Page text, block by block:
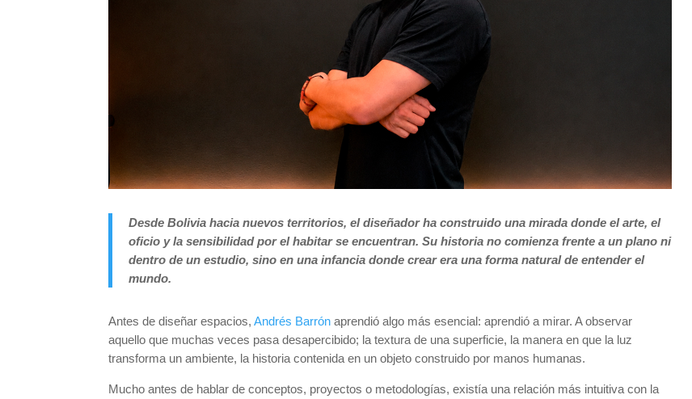
Desde Bolivia hacia nuevos territorios, el diseñador ha construido una mirada donde el arte, el
oficio y la sensibilidad por el habitar se encuentran. Su historia no comienza frente a un plano ni
dentro de un estudio, sino en una infancia donde crear era una forma natural de entender el
mundo.
Antes de diseñar espacios,Andrés Barrón aprendió algo más esencial: aprendió a mirar. A observar
aquello que muchas veces pasa desapercibido; la textura de una superficie, la manera en que la luz
transforma un ambiente, la historia contenida en un objeto construido por manos humanas.
Mucho antes de hablar de conceptos, proyectos o metodologías, existía una relación más intuitiva con la